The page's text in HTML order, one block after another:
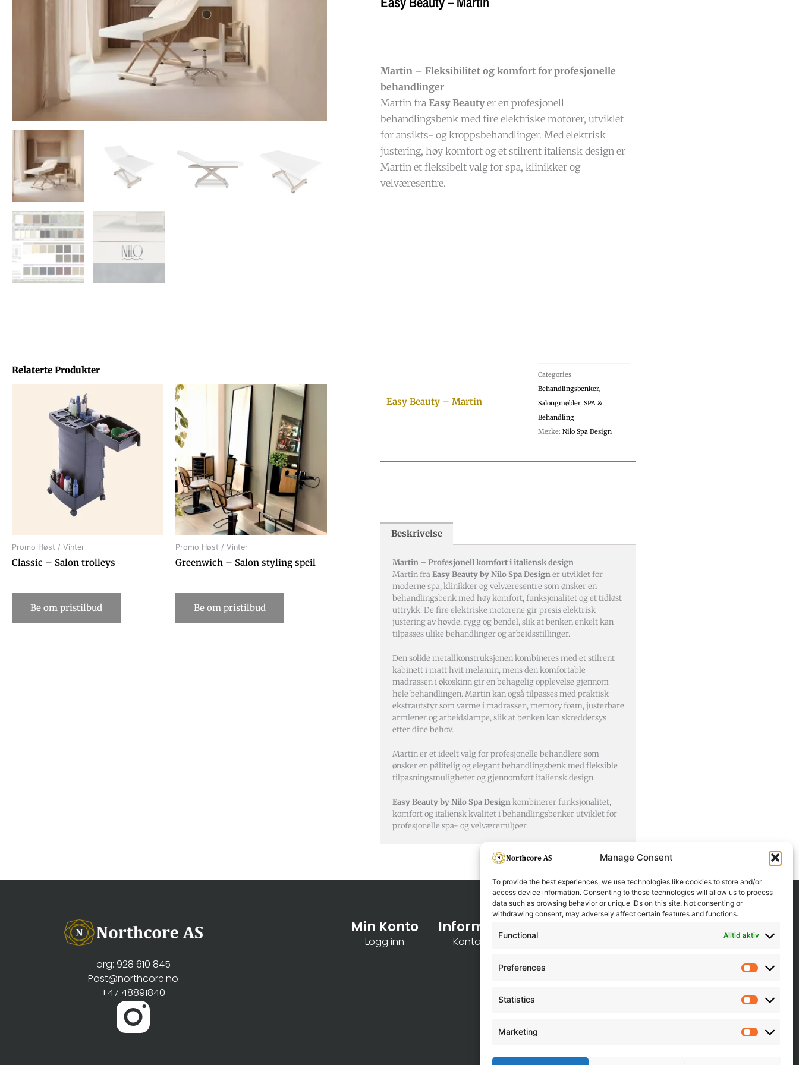
Manage Consent
To provide the best experiences, we use technologies like cookies to store and/or
access device information. Consenting to these technologies will allow us to process
data such as browsing behavior or unique IDs on this site. Not consenting or
withdrawing consent, may adversely affect certain features and functions.
Functional Alltid aktiv
Preferences
Statistics
Statistics
Marketing
Martin – Fleksibilitet og komfort for profesjonelle
behandlinger
Martin fra Easy Beautyer en profesjonell
behandlingsbenk med fire elektriske motorer, utviklet
for ansikts- og kroppsbehandlinger. Med elektrisk
justering, høy komfort og et stilrent italiensk design er
Martin et fleksibelt valg for spa, klinikker og
velværesentre.
Relaterte Produkter
Promo Høst / Vinter
Classic – Salon trolleys
Be om pristilbud
Promo Høst / Vinter
Greenwich – Salon styling speil
Be om pristilbud
Easy Beauty – Martin
Categories
Behandlingsbenker,
Salongmøbler, SPA &
Behandling
Merke: Nilo Spa Design
Beskrivelse
Martin – Profesjonell komfort i italiensk design
Martin fraEasy Beauty by Nilo Spa Designer utviklet for
moderne spa, klinikker og velværesentre som ønsker en
behandlingsbenk med høy komfort, funksjonalitet og et tidløst
uttrykk. De fire elektriske motorene gir presis elektrisk
justering av høyde, rygg og bendel, slik at benken enkelt kan
tilpasses ulike behandlinger og arbeidsstillinger.
Den solide metallkonstruksjonen kombineres med et stilrent
kabinett i matt hvit melamin, mens den komfortable
madrassen i økoskinn gir en behagelig opplevelse gjennom
hele behandlingen. Martin kan også tilpasses med praktisk
ekstrautstyr som varme i madrassen, memory foam, justerbare
armlener og arbeidslampe, slik at benken kan skreddersys
etter dine behov.
Martin er et ideelt valg for profesjonelle behandlere som
ønsker en pålitelig og elegant behandlingsbenk med fleksible
tilpasningsmuligheter og gjennomført italiensk design.
Easy Beauty by Nilo Spa Designkombinerer funksjonalitet,
komfort og italiensk kvalitet i behandlingsbenker utviklet for
profesjonelle spa- og velværemiljøer.
org: 928 610 845
Post@northcore.no
+47 48891840
Min Konto
Logg inn
Informasjon
Kontakt oss